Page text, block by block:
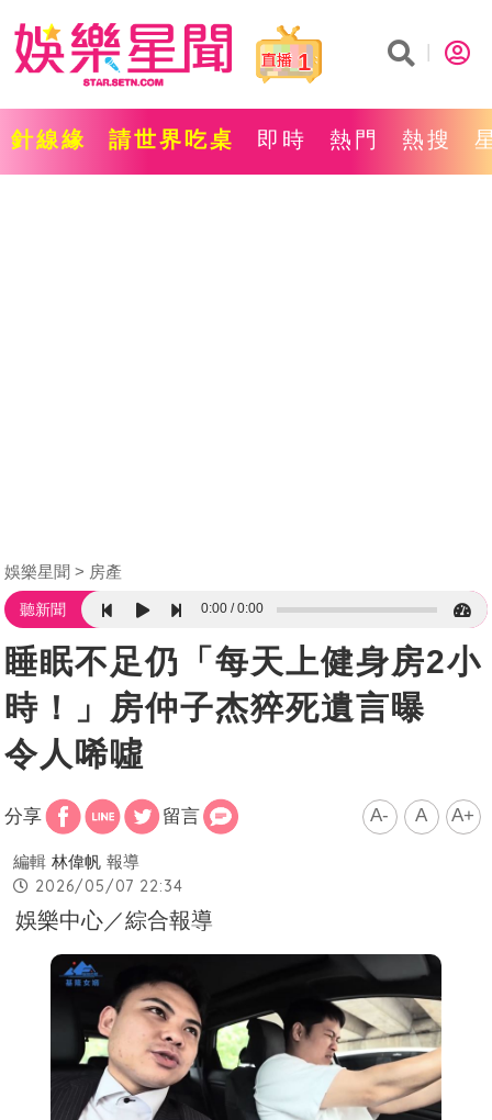
1
針線緣 請世界吃桌 即時 熱門 熱搜
娛樂星聞 房產
聽新聞 0:00 0:00
睡眠不足仍「每天上健身房2小
時！」房仲子杰猝死遺言曝
令人唏噓
分享 留言 A- A A+
編輯 林偉帆 報導
2026/05/07 22:34
娛樂中心／綜合報導